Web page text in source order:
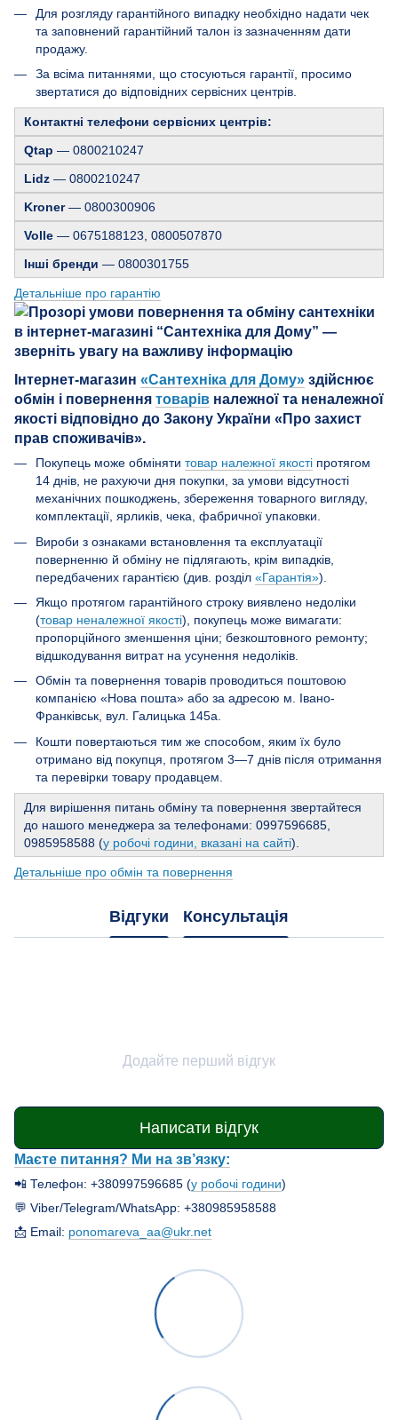
Для розгляду гарантійного випадку необхідно надати чек
та заповнений гарантійний талон із зазначенням дати
продажу.
За всіма питаннями, що стосуються гарантії, просимо
звертатися до відповідних сервісних центрів.
Контактні телефони сервісних центрів:
Qtap — 0800210247
Lidz — 0800210247
Kroner— 0800300906
Volle — 0675188123, 0800507870
Інші бренди — 0800301755
Детальніше про гарантію
Інтернет-магазин «Сантехніка для Дому» здійснює
обмін і повернення товарів належної та неналежної
якості відповідно до Закону України «Про захист
прав споживачів».
Покупець може обміняти товар належної якості протягом
14 днів, не рахуючи дня покупки, за умови відсутності
механічних пошкоджень, збереження товарного вигляду,
комплектації, ярликів, чека, фабричної упаковки.
Вироби з ознаками встановлення та експлуатації
поверненню й обміну не підлягають, крім випадків,
передбачених гарантією (див. розділ «Гарантія»).
Якщо протягом гарантійного строку виявлено недоліки
(товар неналежної якості), покупець може вимагати:
пропорційного зменшення ціни; безкоштовного ремонту;
відшкодування витрат на усунення недоліків.
Обмін та повернення товарів проводиться поштовою
компанією «Нова пошта» або за адресою м. Івано-
Франківськ, вул. Галицька 145а.
Кошти повертаються тим же способом, яким їх було
отримано від покупця, протягом 3—7 днів після отримання
та перевірки товару продавцем.
Для вирішення питань обміну та повернення звертайтеся
до нашого менеджера за телефонами: 0997596685,
0985958588 (у робочі години, вказані на сайті).
Детальніше про обмін та повернення
Відгуки Консультація
Додайте перший відгук
Написати відгук
Маєте питання? Ми на зв’язку:
📲 Телефон: +380997596685 (у робочі години)
💬 Viber/Telegram/WhatsApp: +380985958588
📩 Email: ponomareva_aa@ukr.net